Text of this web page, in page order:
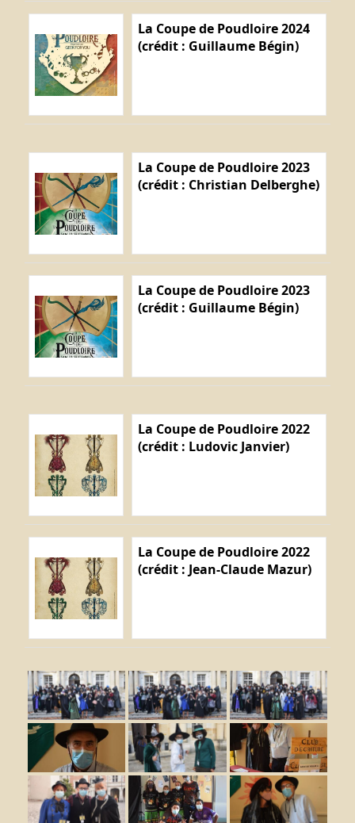
La Coupe de Poudloire 2024
(crédit : Guillaume Bégin)
La Coupe de Poudloire 2023
(crédit : Christian Delberghe)
La Coupe de Poudloire 2023
(crédit : Guillaume Bégin)
La Coupe de Poudloire 2022
(crédit : Ludovic Janvier)
La Coupe de Poudloire 2022
(crédit : Jean-Claude Mazur)